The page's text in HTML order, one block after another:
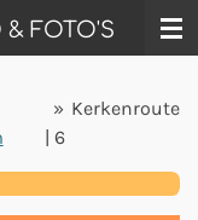
& FOTO'S
» Kerkenroute
| 6